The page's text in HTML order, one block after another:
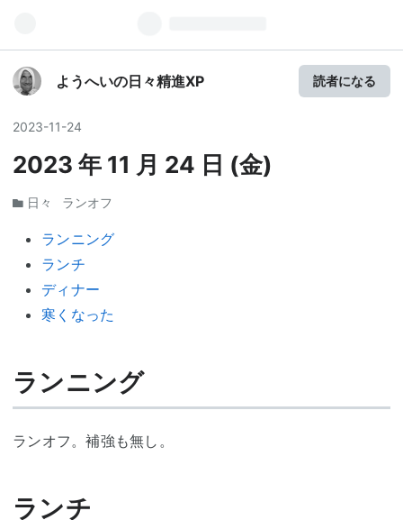
ようへいの日々精進XP 読者になる
2023-11-24
2023 年 11 月 24 日 (金)
日々 ランオフ
ランニング
ランチ
ディナー
寒くなった
ランニング
ランオフ。補強も無し。
ランチ